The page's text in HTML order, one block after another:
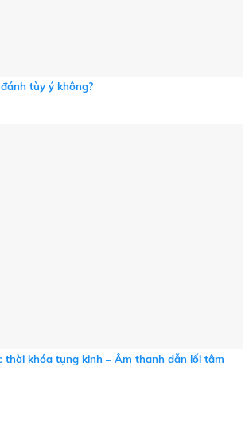
tùy ý không?
thời khóa tụng kinh – Âm thanh dẫn lối tâm